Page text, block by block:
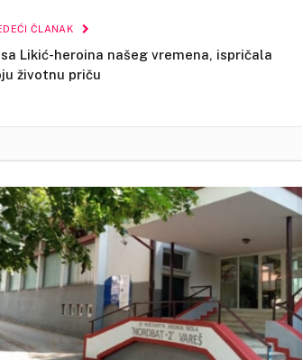
ČLANAK
Likić-heroina našeg vremena, ispričala
životnu priču